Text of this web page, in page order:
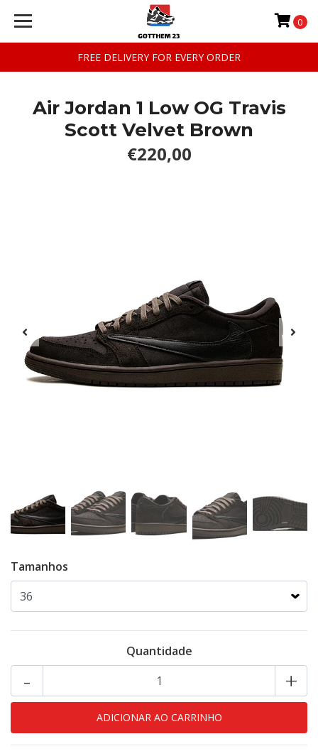
FREE DELIVERY FOR EVERY ORDER
0
Air Jordan 1 Low OG Travis
Scott Velvet Brown
€220,00
Tamanhos
Quantidade
+
-